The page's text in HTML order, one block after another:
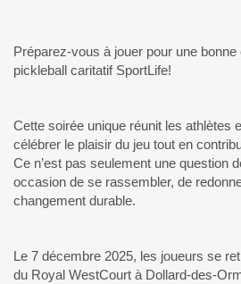
Préparez-vous à jouer pour une bonne
pickleball caritatif SportLife!
Cette soirée unique réunit les athlètes
célébrer le plaisir du jeu tout en
Ce n’est pas seulement une question
occasion de se rassembler, de
changement durable.
Le 7 décembre 2025, les joueurs se
du Royal WestCourt à Dollard-des-